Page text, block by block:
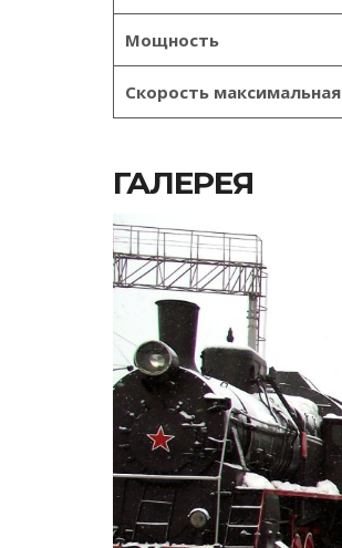
Мощность
Скорость максимальная
ГАЛЕРЕЯ